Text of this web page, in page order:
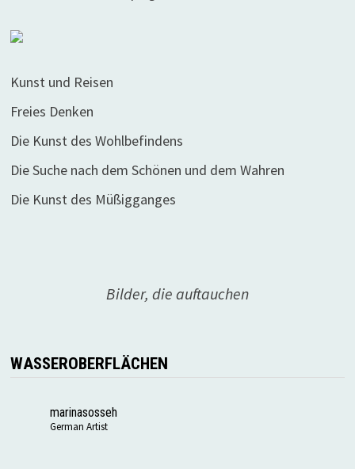
Kunst und Reisen
Freies Denken
Die Kunst des Wohlbefindens
Die Suche nach dem Schönen und dem Wahren
Die Kunst des Müßigganges
Bilder, die auftauchen
WASSEROBERFLÄCHEN
marinasosseh
German Artist